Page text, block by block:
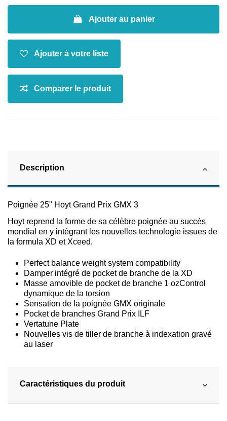
Ajouter au panier
Description
Poignée 25" Hoyt Grand Prix GMX 3
Hoyt reprend la forme de sa célèbre poignée au succès
mondial en y intégrant les nouvelles technologie issues de
la formula XD et Xceed.
Perfect balance weight system compatibility
Damper intégré de pocket de branche de la XD
Masse amovible de pocket de branche 1 ozControl
dynamique de la torsion
Sensation de la poignée GMX originale
Pocket de branches Grand Prix ILF
Vertatune Plate
Nouvelles vis de tiller de branche à indexation gravé
au laser
Caractéristiques du produit